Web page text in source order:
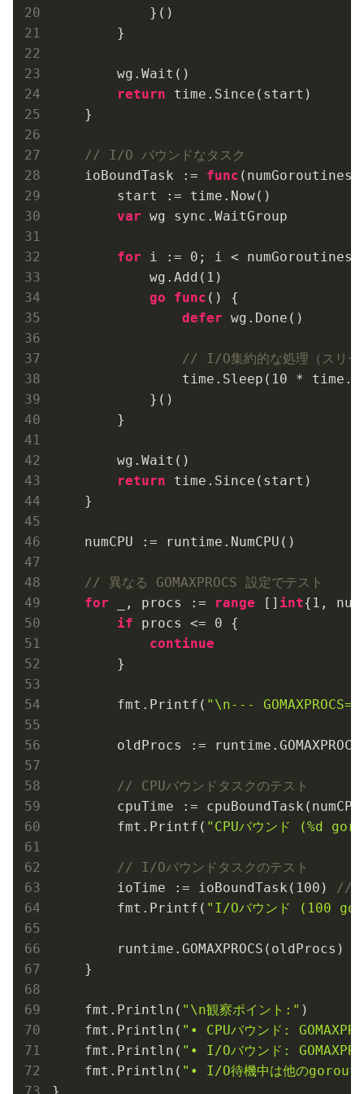
            }()
        }
        wg.Wait()
return time.Since(start)
    }
// I/O バウンドなタスク
    ioBoundTask :=
func (numGoroutines
        start := time.Now()
var wg sync.WaitGroup
for i := 0 ; i <
            wg.Add(
1 )
go
func ()
{
defer wg.Done()
// I/O集約的な処理（スリー
                time.Sleep(
10 *
            }()
        }
        wg.Wait()
return time.Since(start)
    }
    numCPU := runtime.NumCPU()
// 異なる GOMAXPROCS 設定でテスト
for _, procs := range [] int{ 1 ,
if procs <= 0 {
continue
        }
        fmt.Printf(
"\n---
oldProcs :=
// CPUバウンドタスクのテスト
cpuTime :=
        fmt.Printf(
"CPUバウンド (%d
// I/Oバウンドタスクのテスト
        ioTime := ioBoundTask(
100 ) //
        fmt.Printf(
"I/Oバウンド (100
        runtime.GOMAXPROCS(oldProcs)
    }
    fmt.Println(
"\n観察ポイント:" )
    fmt.Println(
"• CPUバウンド:
    fmt.Println(
"• I/Oバウンド:
    fmt.Println(
"• I/O待機中は他の